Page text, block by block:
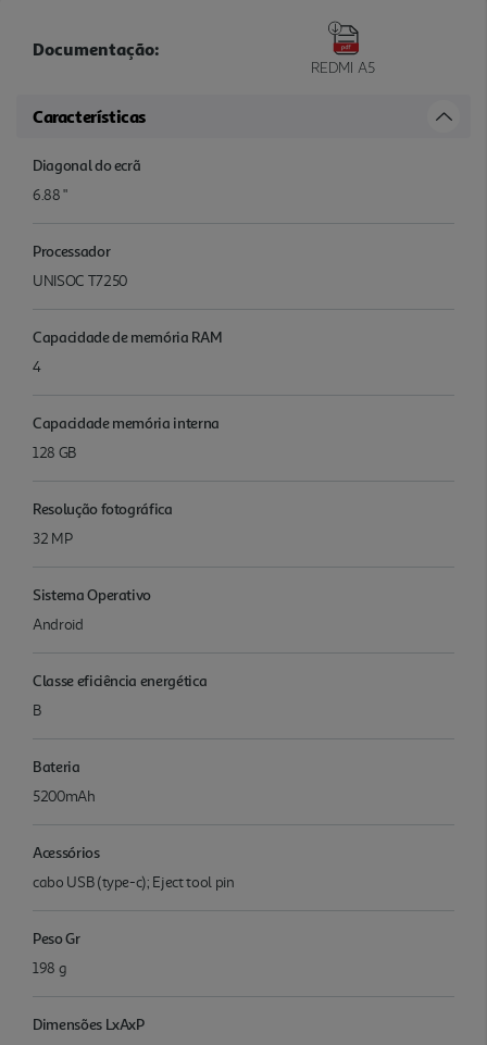
Documentação:
REDMI A5
Características
Diagonal do ecrã
6.88 "
Processador
UNISOC T7250
Capacidade de memória RAM
4
Capacidade memória interna
128 GB
Resolução fotográfica
32 MP
Sistema Operativo
Android
Classe eficiência energética
B
Bateria
5200mAh
Acessórios
cabo USB (type-c); Eject tool pin
Peso Gr
198 g
Dimensões LxAxP